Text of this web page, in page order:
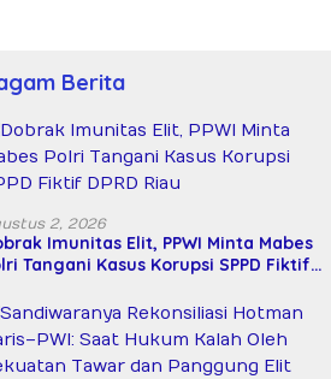
Berita
2, 2026
Imunitas Elit, PPWI Minta Mabes
Tangani Kasus Korupsi SPPD Fiktif